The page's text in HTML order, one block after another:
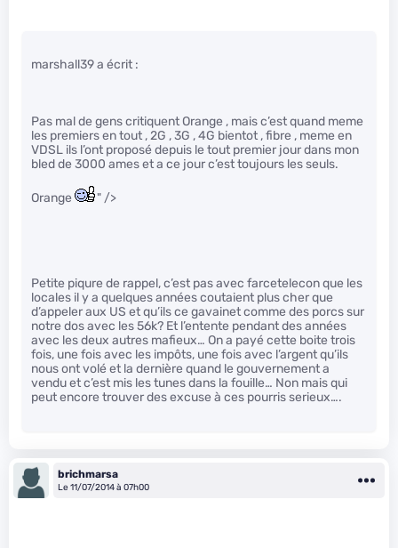
marshall39 a écrit :
Pas mal de gens critiquent Orange , mais c’est quand meme
les premiers en tout , 2G , 3G , 4G bientot , fibre , meme en
VDSL ils l’ont proposé depuis le tout premier jour dans mon
bled de 3000 ames et a ce jour c’est toujours les seuls.
Orange " />
Petite piqure de rappel, c’est pas avec farcetelecon que les
locales il y a quelques années coutaient plus cher que
d’appeler aux US et qu’ils ce gavainet comme des porcs sur
notre dos avec les 56k? Et l’entente pendant des années
avec les deux autres mafieux… On a payé cette boite trois
fois, une fois avec les impôts, une fois avec l’argent qu’ils
nous ont volé et la dernière quand le gouvernement a
vendu et c’est mis les tunes dans la fouille… Non mais qui
peut encore trouver des excuse à ces pourris serieux….
brichmarsa
Le 11/07/2014 à 07h00